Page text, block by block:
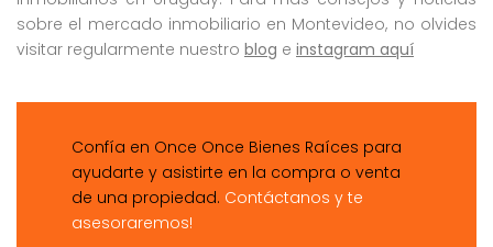
sobre el mercado inmobiliario en Montevideo, no olvides
visitar regularmente nuestro blog e instagram aquí
Confía en Once Once Bienes Raíces para
ayudarte y asistirte en la compra o venta
de una propiedad. Contáctanos y te
asesoraremos!